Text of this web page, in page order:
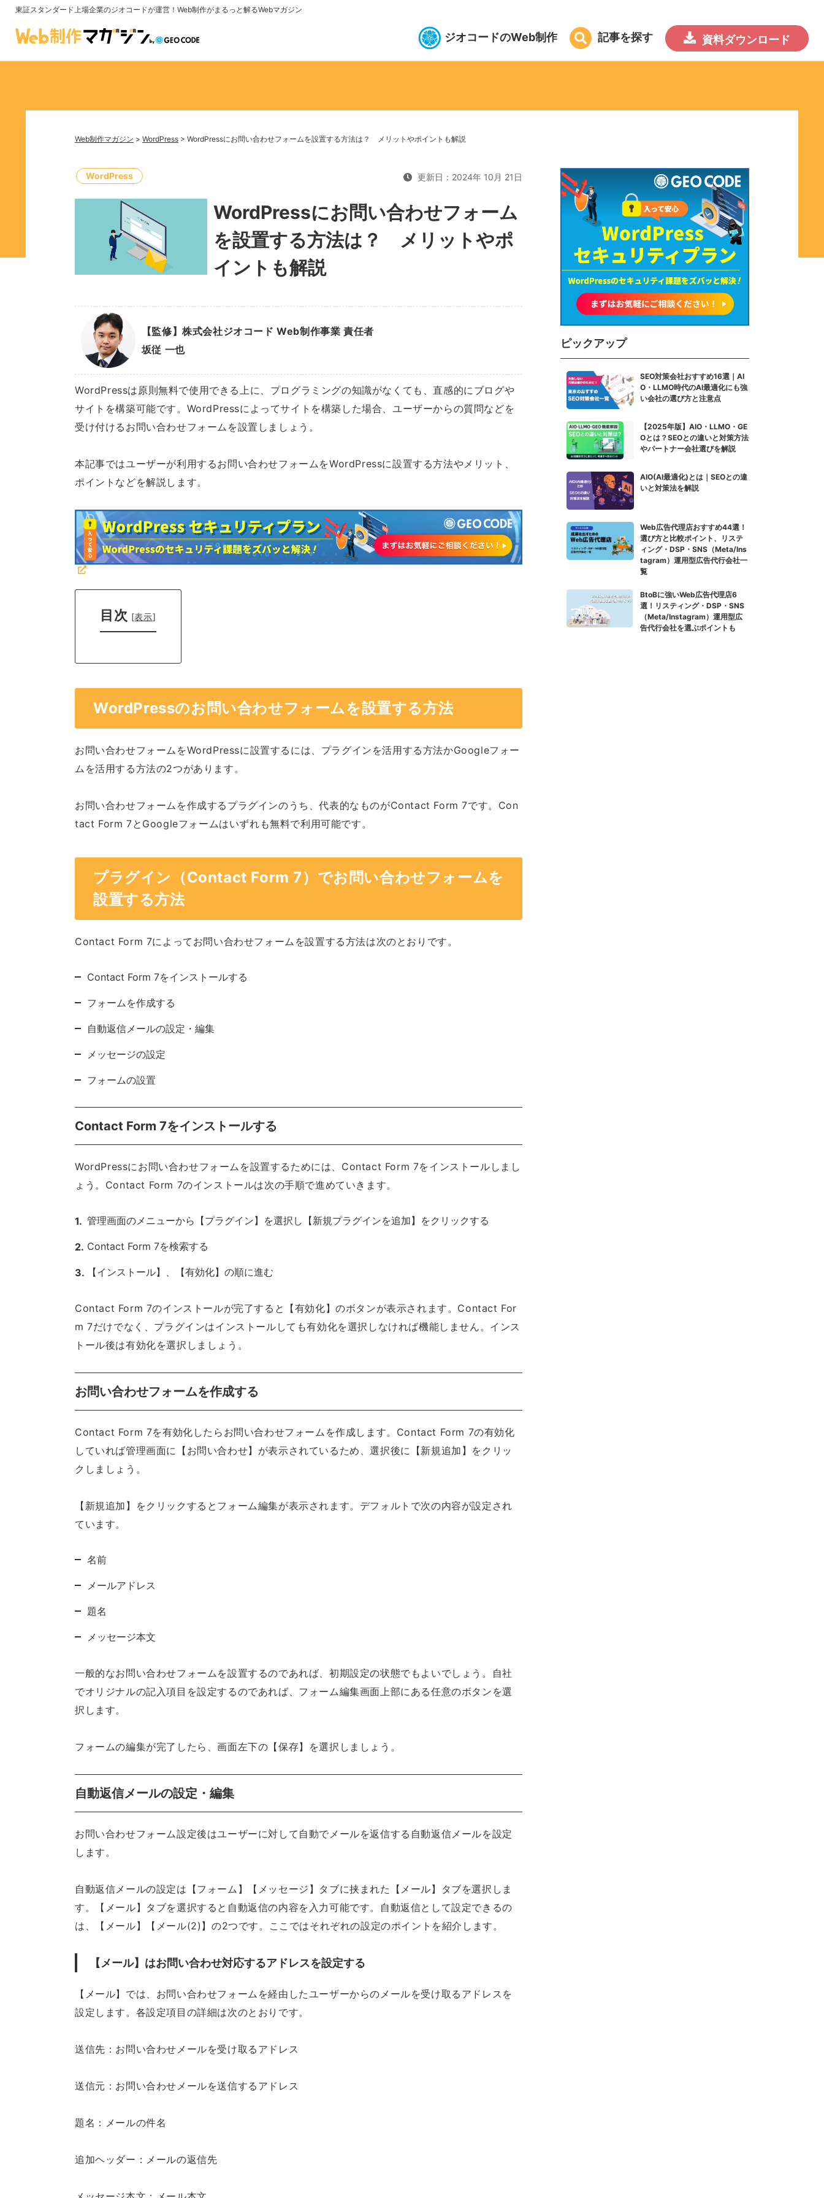
東証スタンダード上場企業のジオコードが運営！ Web制作がまるっと解るWebマガジン
資料ダウンロード
記事を探す
ジオコードのWeb制作
Web制作マガジン > WordPress > WordPressにお問い合わせフォームを設置する方法は？ メリットやポイントも解説
WordPress 更新日：2024年 10月 21日
WordPressにお問い合わせフォーム
を設置する方法は？ メリットやポ
イントも解説
【監修】株式会社ジオコード Web制作事業 責任者
坂従 一也
WordPressは原則無料で使用できる上に、プログラミングの知識がなくても、直感的にブログや
サイトを構築可能です。WordPressによってサイトを構築した場合、ユーザーからの質問などを
受け付けるお問い合わせフォームを設置しましょう。
本記事ではユーザーが利用するお問い合わせフォームをWordPressに設置する方法やメリット、
ポイントなどを解説します。
目次 [表示]
WordPressのお問い合わせフォームを設置する方法
お問い合わせフォームをWordPressに設置するには、プラグインを活用する方法かGoogleフォー
ムを活用する方法の2つがあります。
お問い合わせフォームを作成するプラグインのうち、代表的なものがContact Form 7です。Con
tact Form 7とGoogleフォームはいずれも無料で利用可能です。
プラグイン（Contact Form 7）でお問い合わせフォームを
設置する方法
Contact Form 7によってお問い合わせフォームを設置する方法は次のとおりです。
Contact Form 7をインストールする
フォームを作成する
自動返信メールの設定・編集
メッセージの設定
フォームの設置
Contact Form 7をインストールする
WordPressにお問い合わせフォームを設置するためには、Contact Form 7をインストールしまし
ょう。Contact Form 7のインストールは次の手順で進めていきます。
管理画面のメニューから【プラグイン】を選択し【新規プラグインを追加】をクリックする
Contact Form 7を検索する
【インストール】、【有効化】の順に進む
Contact Form 7のインストールが完了すると【有効化】のボタンが表示されます。Contact For
m 7だけでなく、プラグインはインストールしても有効化を選択しなければ機能しません。インス
トール後は有効化を選択しましょう。
お問い合わせフォームを作成する
Contact Form 7を有効化したらお問い合わせフォームを作成します。Contact Form 7の有効化
していれば管理画面に【お問い合わせ】が表示されているため、選択後に【新規追加】をクリッ
クしましょう。
【新規追加】をクリックするとフォーム編集が表示されます。デフォルトで次の内容が設定され
ています。
名前
メールアドレス
題名
メッセージ本文
一般的なお問い合わせフォームを設置するのであれば、初期設定の状態でもよいでしょう。自社
でオリジナルの記入項目を設定するのであれば、フォーム編集画面上部にある任意のボタンを選
択します。
フォームの編集が完了したら、画面左下の【保存】を選択しましょう。
自動返信メールの設定・編集
お問い合わせフォーム設定後はユーザーに対して自動でメールを返信する自動返信メールを設定
します。
自動返信メールの設定は【フォーム】【メッセージ】タブに挟まれた【メール】タブを選択しま
す。【メール】タブを選択すると自動返信の内容を入力可能です。自動返信として設定できるの
は、【メール】【メール(2)】の2つです。ここではそれぞれの設定のポイントを紹介します。
【メール】はお問い合わせ対応するアドレスを設定する
【メール】では、お問い合わせフォームを経由したユーザーからのメールを受け取るアドレスを
設定します。各設定項目の詳細は次のとおりです。
送信先：お問い合わせメールを受け取るアドレス
送信元：お問い合わせメールを送信するアドレス
題名：メールの件名
追加ヘッダー：メールの返信先
ピックアップ
SEO対策会社おすすめ16選｜AI
O・LLMO時代のAI最適化にも強
い会社の選び方と注意点
【2025年版】AIO・LLMO・GE
Oとは？SEOとの違いと対策方法
やパートナー会社選びを解説
AIO(AI最適化)とは｜SEOとの違
いと対策法を解説
Web広告代理店おすすめ44選！
選び方と比較ポイント、リステ
ィング・DSP・SNS（Meta/Ins
tagram）運用型広告代行会社一
覧
BtoBに強いWeb広告代理店6
選！リスティング・DSP・SNS
（Meta/Instagram）運用型広
告代行会社を選ぶポイントも